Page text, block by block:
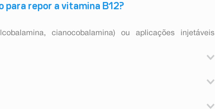
para repor a vitamina B12?
cianocobalamina) ou aplicações injetáveis
de vitamina B12 que, quando não tratada, poderá